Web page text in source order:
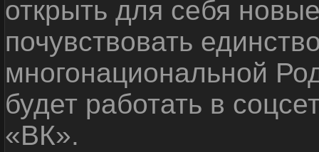
открыть для себя
почувствовать
многонациональной
будет работать в
«ВК».